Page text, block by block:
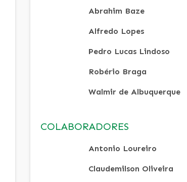
Abrahim Baze
Alfredo Lopes
Pedro Lucas Lindoso
Robério Braga
Walmir de Albuquerque
COLABORADORES
Antonio Loureiro
Claudemilson Oliveira